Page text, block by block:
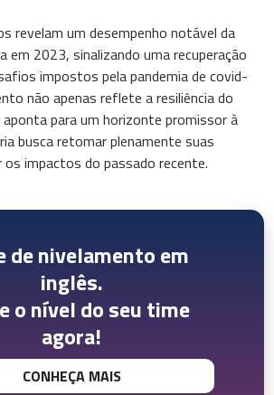
revelam um desempenho notável da
em 2023, sinalizando uma recuperação
impostos pela pandemia de covid-
não apenas reflete a resiliência do
para um horizonte promissor à
busca retomar plenamente suas
os impactos do passado recente.
de nivelamento em
inglês.
o nível do seu time
agora!
CONHEÇA MAIS